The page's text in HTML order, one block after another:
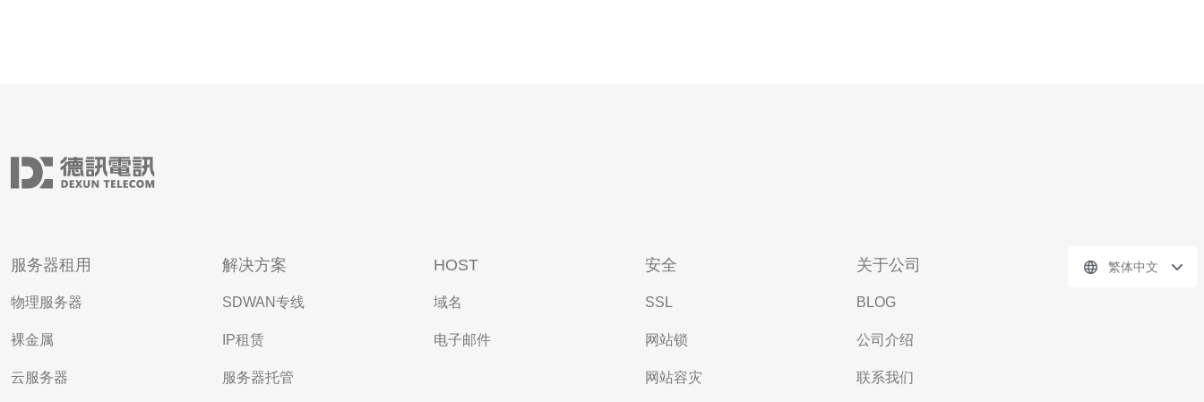
服务器租用
物理服务器
裸金属
云服务器
解决方案
SDWAN专线
IP租赁
服务器托管
HOST
域名
电子邮件
安全
SSL
网站锁
网站容灾
关于公司
BLOG
公司介绍
联系我们
繁体中文